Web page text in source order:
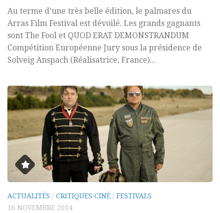
Au terme d’une très belle édition, le palmares du
Arras Film Festival est dévoilé. Les grands gagnants
sont The Fool et QUOD ERAT DEMONSTRANDUM
Compétition Européenne Jury sous la présidence de
Solveig Anspach (Réalisatrice, France)...
ACTUALITÉS / CRITIQUES CINÉ / FESTIVALS
16 NOVEMBRE 2014